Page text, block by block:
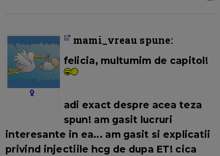
mami_vreau spune:
felicia, multumim de capitol!
adi exact despre acea teza
spun! am gasit lucruri
interesante in ea... am gasit si explicatii
privind injectiile hcg de dupa ET! cica